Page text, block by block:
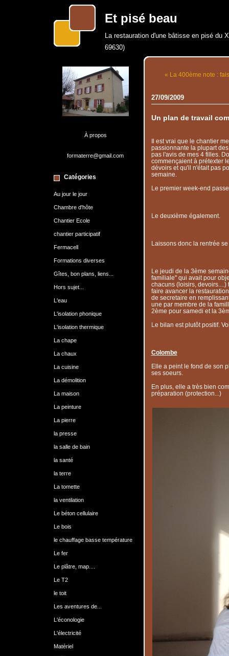
Et pisé beau
La restauration d'une bâtisse en pisé du
69630)
À propos
formaterre@gmail.com
Catégories
Au jour le jour
Chambre d'hôte
Chantier Ecole
chantier participatif
Fermacell
Formations diverses
Gîtes, bon plans, liens...
Hors sujet...
L'eau
L'isolation phonique
L'isolation thermique
La chape
La chaux
La cuisine
La démolition
La maison
La peinture
La pierre
la presse
la salle de bain
la santé
la terre
La tomette
la ventilation
Le béton cellulaire
Le bois
le chauffage basse température
Le fer
Le plâtre, map....
Le T2
le toit
Les aventures de...
L'éconologie
L'électricité
Matériel
« La 400ème note :
27/09/2009
Un plan de travail
Il est vrai que le chantier
passionnante la plupart
pas l'avis de mes 4 filles.
commençaient à prétexter
dévoirs et qu'il n'était pas
semaine.
Le premier week-end
Le deuxième également.
Laissons donc la rentrée se
Le jeudi de la 3ème
familiale" qui avait pour
chacuns (loisirs,
faire avancer la
de secretaire en
une par membre de la
2ème pour samedi et la
Le bilan est plutôt positif.
Colombe
Elle a peint le fond de son
ses soeurs.
En plus, elle a très bien
préparation (protection...)